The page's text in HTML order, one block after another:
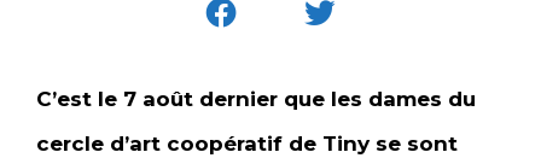
C’est le 7 août dernier que les dames du
cercle d’art coopératif de Tiny se sont